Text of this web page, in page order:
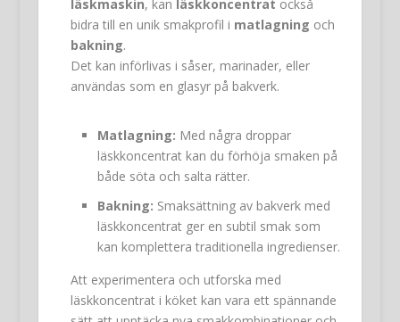
läskmaskin, kan läskkoncentrat också
bidra till en unik smakprofil i matlagning och
bakning.
Det kan införlivas i såser, marinader, eller
användas som en glasyr på bakverk.
Matlagning: Med några droppar
läskkoncentrat kan du förhöja smaken på
både söta och salta rätter.
Bakning: Smaksättning av bakverk med
läskkoncentrat ger en subtil smak som
kan komplettera traditionella ingredienser.
Att experimentera och utforska med
läskkoncentrat i köket kan vara ett spännande